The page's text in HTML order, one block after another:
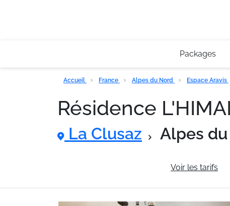
Packages
Accueil France Alpes du Nord Espace Aravis
Résidence
La Clusaz Alpes
Voir les tarifs